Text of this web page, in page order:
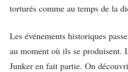
torturés comme au temps de la
Les événements historiques
au moment où ils se produisent.
Junker en fait partie. On